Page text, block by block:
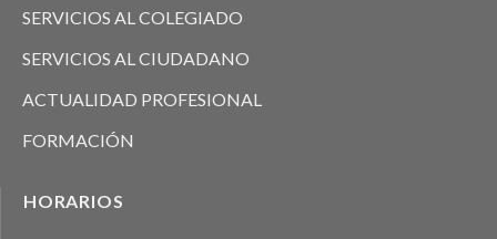
SERVICIOS AL COLEGIADO
SERVICIOS AL CIUDADANO
ACTUALIDAD PROFESIONAL
FORMACIÓN
HORARIOS